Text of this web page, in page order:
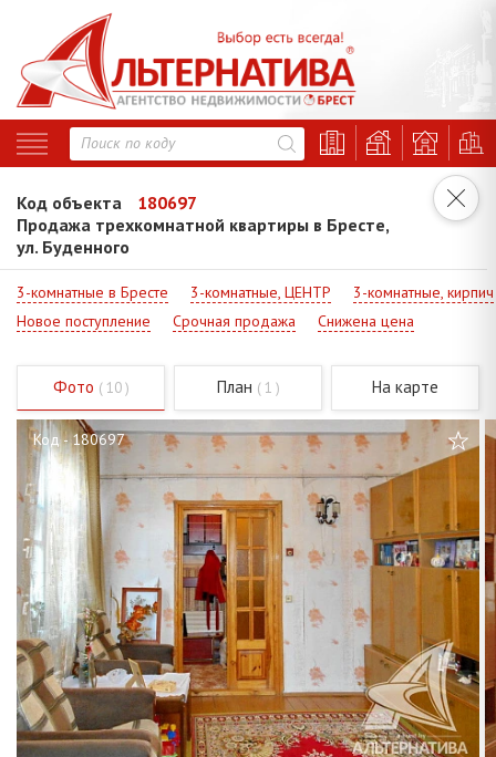
Код объекта
180697
Продажа трехкомнатной квартиры в Бресте,
ул. Буденного
3-комнатные в Бресте 3-комнатные, ЦЕНТР
3-комнатные, кирпич
Новое поступление
Срочная продажа Снижена цена
Фото ( 10 ) План ( 1 ) На карте
Код - 180697